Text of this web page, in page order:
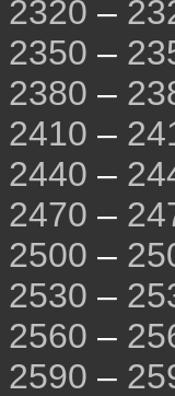
2320 –
2350 –
2380 –
2410 –
2440 –
2470 –
2500 –
2530 –
2560 –
2590 –